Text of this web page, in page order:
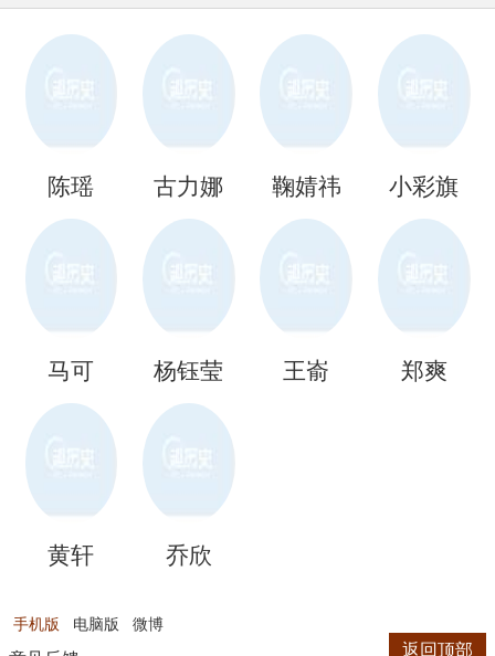
陈瑶 古力娜 鞠婧祎 小彩旗
马可 杨钰莹 王嵛 郑爽
黄轩 乔欣
手机版 电脑版 微博
返回顶部